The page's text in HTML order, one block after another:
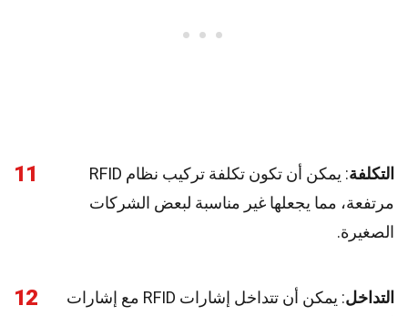
11 التكلفة
: يمكن أن تكون تكلفة تركيب نظام RFID
مرتفعة، مما يجعلها غير مناسبة لبعض الشركات
الصغيرة.
12 التداخل
: يمكن أن تتداخل إشارات RFID مع إشارات